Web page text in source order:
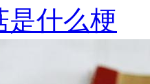
是什么梗